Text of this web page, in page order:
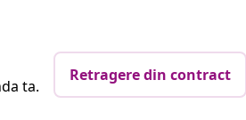
ta.
Retragere din contract